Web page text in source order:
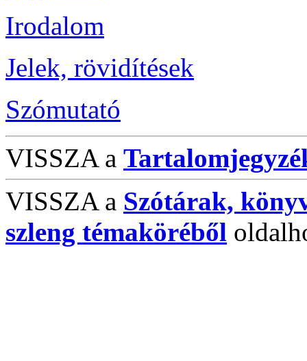
Irodalom
Jelek, rövidítések
Szómutató
VISSZA a
VISSZA a Szótárak,
szleng témaköréből